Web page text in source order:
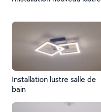
Installation lustre salle de
bain